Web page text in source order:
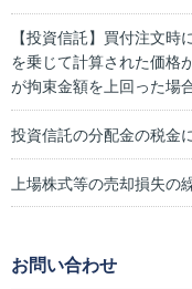
【投資信託】買付注文
を乗じて計算された価格
が拘束金額を上回った場
投資信託の分配金の税金
上場株式等の売却損失の
お問い合わせ